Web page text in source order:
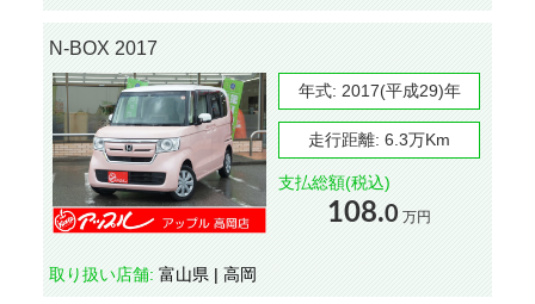
N-BOX 2017
年式: 2017(平成29)年
走行距離: 6.3万Km
支払総額(税込)
108.0 万円
取り扱い店舗: 富山県 | 高岡